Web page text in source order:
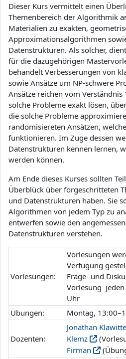
Dieser Kurs vermittelt einen
Themenbereich der Algorithmik
Materialien zu exakten,
Approximationsalgorithmen
Datenstrukturen. Als solcher,
für die dazugehörigen
behandelt Verbesserungen von
sowie Ansätze um NP-schwere
Ansätze reichen vom
solche Probleme exakt lösen,
die solche Probleme
randomisiereten Ansätzen,
funktionieren. Im Zuge dessen
Datenstrukturen kennen lernen,
werden können.
Am Ende dieses Kurses sollten
Überblück über forgeschritteten
und Datenstrukturen haben. Sie
Algorithmen von jedem Typ zu
entwerfen sowie den
Datenstrukturen verstehen.
Vorlesungen:
Vorlesungen
Verfügung
Frage- und
Vorlesung
Uhr
Übungen:
Montag,
Dozenten:
Jonathan
Klemz
Firman